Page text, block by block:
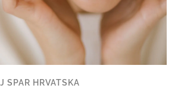
SPAR HRVATSKA